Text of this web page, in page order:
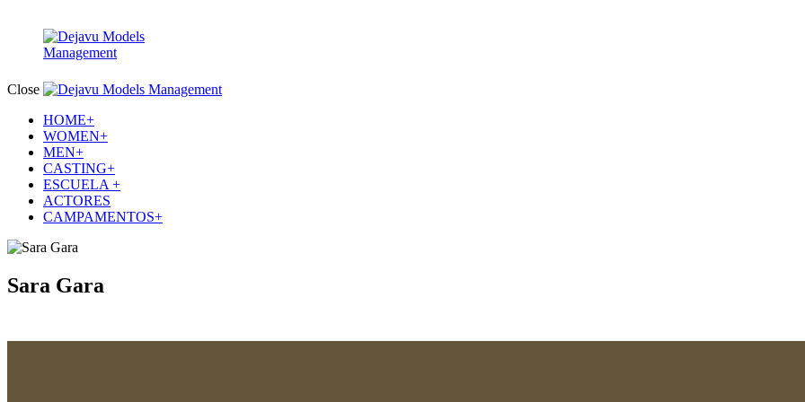
Close
HOME+
WOMEN+
MEN+
CASTING+
ESCUELA +
ACTORES
CAMPAMENTOS+
Sara Gara